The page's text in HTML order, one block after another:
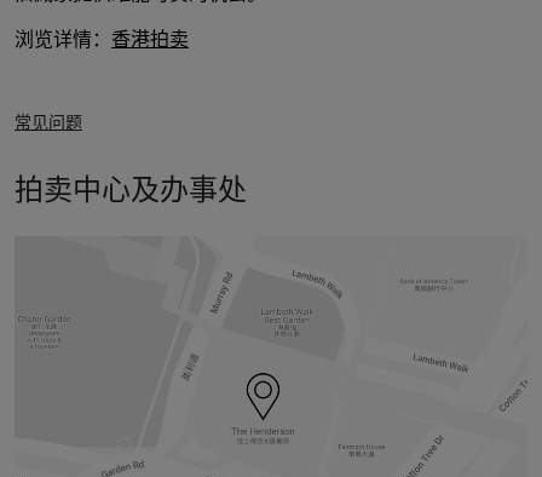
浏览详情： 香港拍卖
常见问题
拍卖中心及办事处